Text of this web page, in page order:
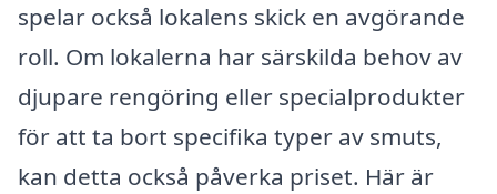
spelar också lokalens skick en avgörande
roll. Om lokalerna har särskilda behov av
djupare rengöring eller specialprodukter
för att ta bort specifika typer av smuts,
kan detta också påverka priset. Här är